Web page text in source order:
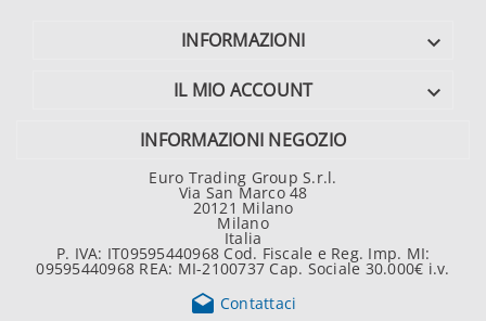
INFORMAZIONI 
IL MIO ACCOUNT 
INFORMAZIONI NEGOZIO
Euro Trading Group S.r.l.
Via San Marco 48
20121 Milano
Milano
Italia
P. IVA: IT09595440968 Cod. Fiscale e Reg. Imp. MI:
09595440968 REA: MI-2100737 Cap. Sociale 30.000€ i.v.
 Contattaci